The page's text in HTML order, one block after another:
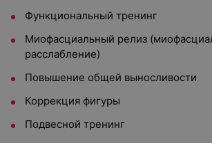
Функциональный тренинг
Миофасциальный релиз
расслабление)
Повышение общей выносливости
Коррекция фигуры
Подвесной тренинг